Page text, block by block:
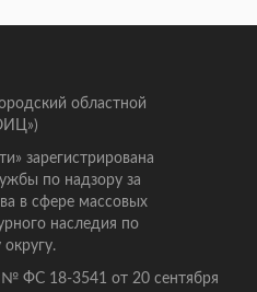
областной
зарегистрирована
по надзору за
в сфере массовых
наследия по
ФС 18-3541 от 20 сентября